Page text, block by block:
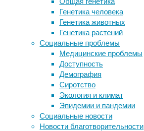
Генетика человека
Генетика животных
Генетика растений
Социальные проблемы
Медицинские проблемы
Доступность
Демография
Сиротство
Экология и климат
Эпидемии и пандемии
Социальные новости
Новости благотворительности
лесных
пожаров,
главным
образом
на
юго-
востоке
континента.